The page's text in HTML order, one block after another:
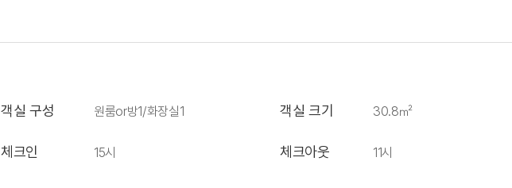
객실 구성 원룸or방1/화장실1 객실 크기 30.8㎡
체크인 15시 체크아웃 11시